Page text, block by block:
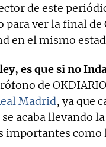
de este
para ver la final
en el mismo
es que si no
de
Madrid, ya que
acaba llevando
importantes como